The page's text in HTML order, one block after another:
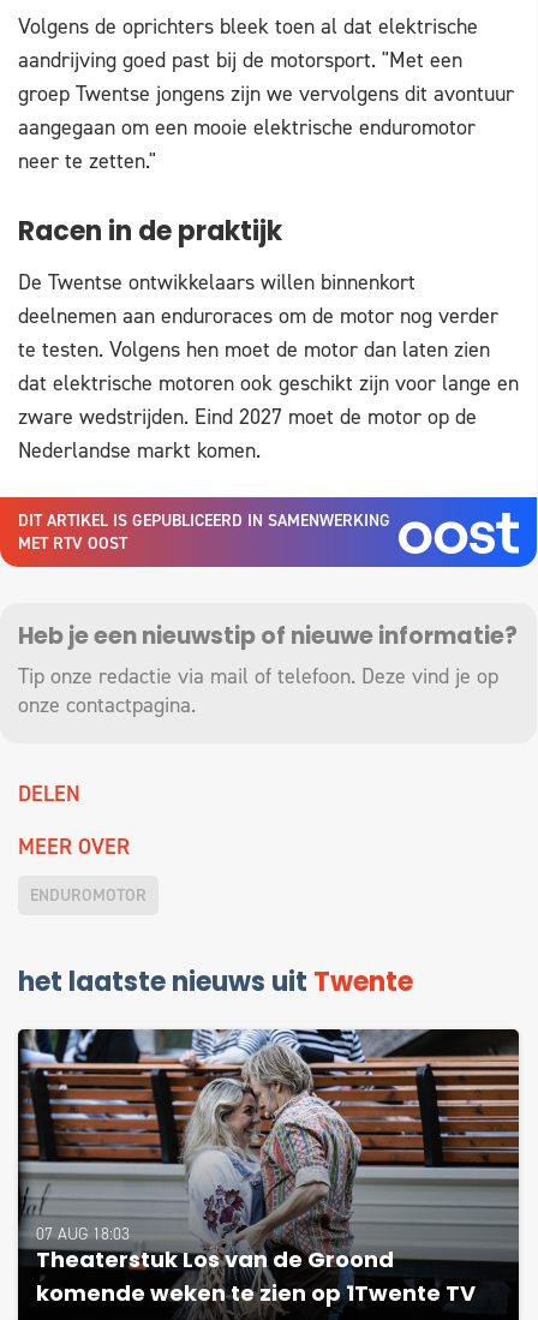
Volgens de oprichters bleek toen al dat elektrische
aandrijving goed past bij de motorsport. "Met een
groep Twentse jongens zijn we vervolgens dit avontuur
aangegaan om een mooie elektrische enduromotor
neer te zetten."
Racen in de praktijk
De Twentse ontwikkelaars willen binnenkort
deelnemen aan enduroraces om de motor nog verder
te testen. Volgens hen moet de motor dan laten zien
dat elektrische motoren ook geschikt zijn voor lange en
zware wedstrijden. Eind 2027 moet de motor op de
Nederlandse markt komen.
DIT ARTIKEL IS GEPUBLICEERD IN SAMENWERKING
MET RTV OOST
Heb je een nieuwstip of nieuwe informatie?
Tip onze redactie via mail of telefoon. Deze vind je op
onze contactpagina.
DELEN
MEER OVER
ENDUROMOTOR
het laatste nieuws uit Twente
07 AUG 18:03
Theaterstuk Los van de Groond
komende weken te zien op 1Twente TV